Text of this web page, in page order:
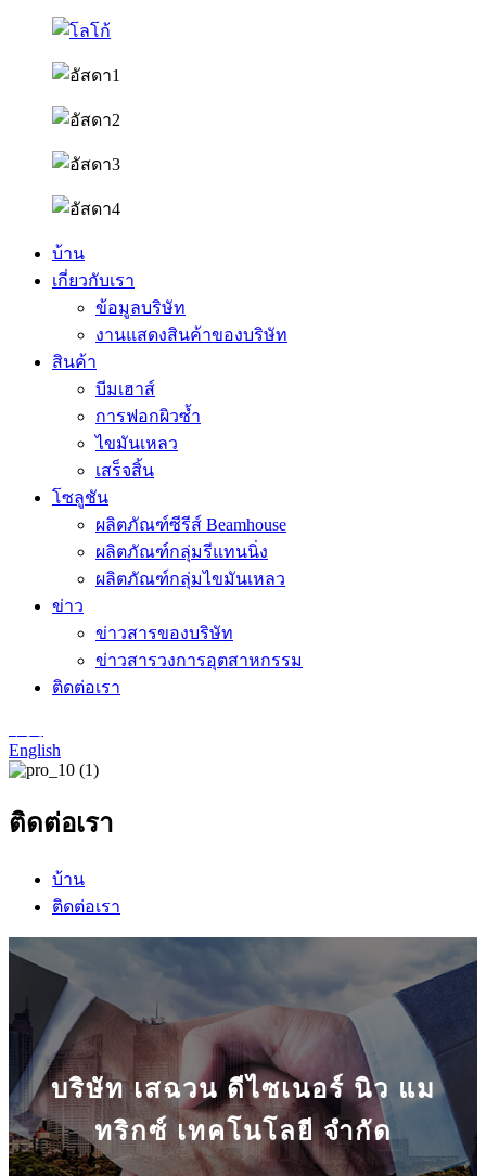
บ้าน
เกี่ยวกับเรา
ข้อมูลบริษัท
งานแสดงสินค้าของบริษัท
สินค้า
บีมเฮาส์
การฟอกผิวซ้ำ
ไขมันเหลว
เสร็จสิ้น
โซลูชัน
ผลิตภัณฑ์ซีรีส์ Beamhouse
ผลิตภัณฑ์กลุ่มรีแทนนิ่ง
ผลิตภัณฑ์กลุ่มไขมันเหลว
ข่าว
ข่าวสารของบริษัท
ข่าวสารวงการอุตสาหกรรม
ติดต่อเรา
English
ติดต่อเรา
บ้าน
ติดต่อเรา
บริษัท เสฉวน ดีไซเนอร์ นิว แม
ทริกซ์ เทคโนโลยี จำกัด